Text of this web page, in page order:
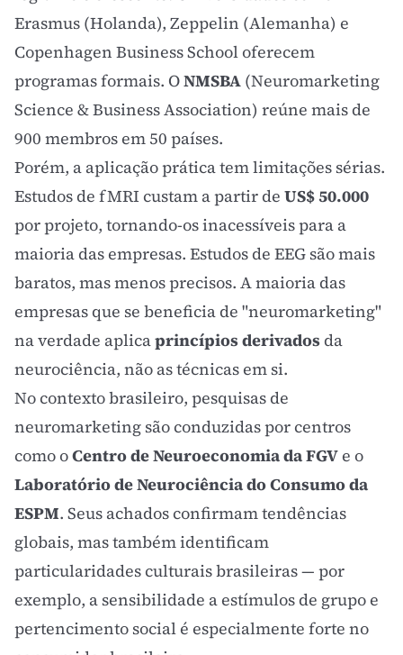
Erasmus (Holanda), Zeppelin (Alemanha) e
Copenhagen Business School oferecem
programas formais. ONMSBA (Neuromarketing
Science & Business Association) reúne mais de
900 membros em 50 países.
Porém, a aplicação prática tem limitações sérias.
Estudos de fMRI custam a partir de US$ 50.000
por projeto, tornando-os inacessíveis para a
maioria das empresas. Estudos de EEG são mais
baratos, mas menos precisos. A maioria das
empresas que se beneficia de "neuromarketing"
na verdade aplicaprincípios derivados da
neurociência, não as técnicas em si.
No contexto brasileiro, pesquisas de
neuromarketing são conduzidas por centros
como oCentro de Neuroeconomia da FGVe o
Laboratório de Neurociência do Consumo da
ESPM. Seus achados confirmam tendências
globais, mas também identificam
particularidades culturais brasileiras — por
exemplo, a sensibilidade a estímulos de grupo e
pertencimento social é especialmente forte no